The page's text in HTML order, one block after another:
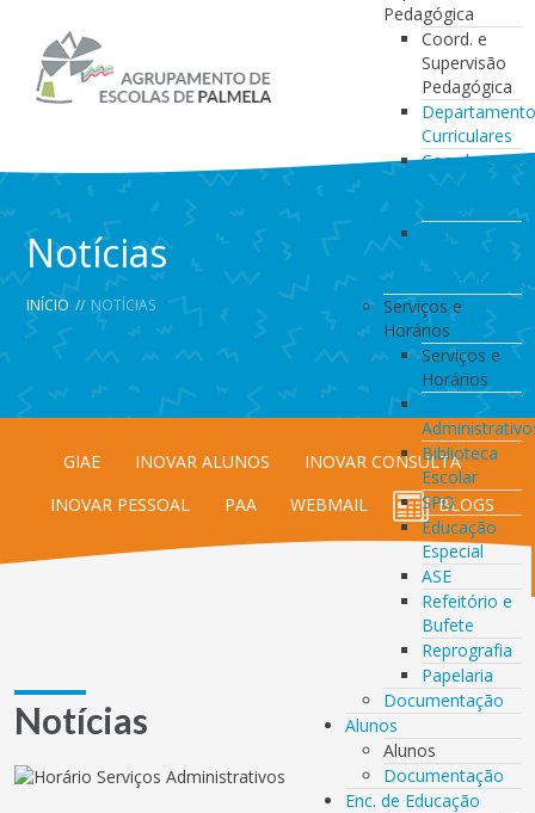
Pedagógica
Coord. e
Supervisão
Pedagógica
Curriculares
Coordenação
da Direção
de Turma
Coordenação
de
Serviços e
Horários
Serviços e
Horários
Serviços
Biblioteca
Escolar
SPO
Educação
Especial
ASE
Refeitório e
Bufete
Reprografia
Papelaria
Documentação
Alunos
Alunos
Documentação
Enc. de Educação
Notícias
INÍCIO // NOTÍCIAS
GIAE INOVAR ALUNOS
INOVAR CONSULTA
INOVAR PESSOAL
PAA WEBMAIL BLOGS
Notícias